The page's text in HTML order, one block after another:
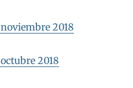
2018
2018